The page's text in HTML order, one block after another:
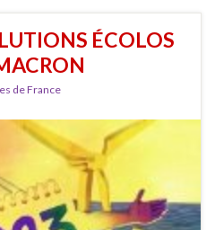
ÉCOLOS
de France